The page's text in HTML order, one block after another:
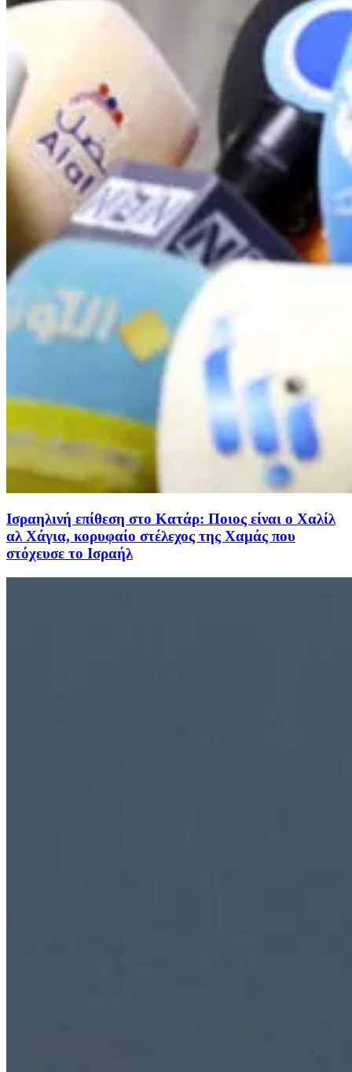
Ισραηλινή επίθεση στο Κατάρ: Ποιος είναι ο Χαλίλ
αλ Χάγια, κορυφαίο στέλεχος της Χαμάς που
στόχευσε το Ισραήλ